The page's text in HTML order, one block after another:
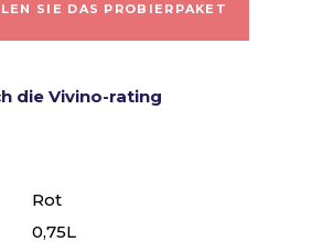
SIE DAS PROBIERPAKET
die Vivino-rating
Rot
0,75L